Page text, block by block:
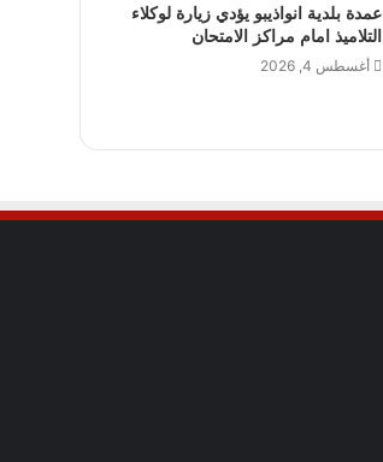
عمدة بلدية انواذيبو يؤدي زيارة لوكلاء
التلاميذ امام مراكز الامتحان
أغسطس 4, 2026